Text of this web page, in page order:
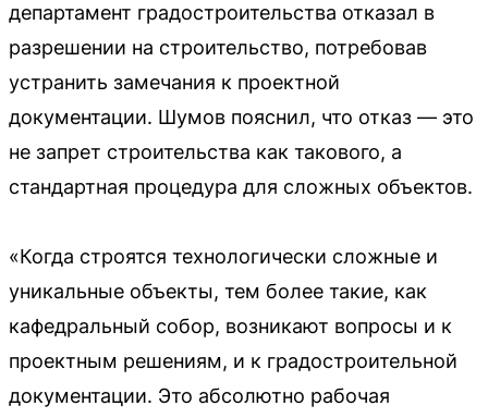
департамент градостроительства отказал в
разрешении на строительство, потребовав
устранить замечания к проектной
документации. Шумов пояснил, что отказ — это
не запрет строительства как такового, а
стандартная процедура для сложных объектов.
«Когда строятся технологически сложные и
уникальные объекты, тем более такие, как
кафедральный собор, возникают вопросы и к
проектным решениям, и к градостроительной
документации. Это абсолютно рабочая